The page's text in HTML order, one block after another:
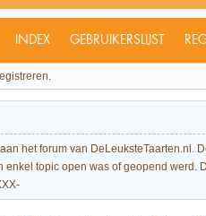
INDEX GEBRUIKERSLIJST
het forum van
enkel topic open was of geopend